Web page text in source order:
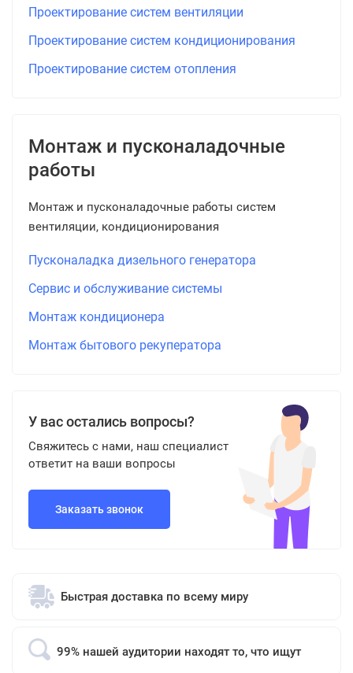
Проектирование систем вентиляции
Проектирование систем кондиционирования
Проектирование систем отопления
Монтаж и пусконаладочные
работы
Монтаж и пусконаладочные работы систем
вентиляции, кондиционирования
Пусконаладка дизельного генератора
Сервис и обслуживание системы
Монтаж кондиционера
Монтаж бытового рекуператора
У вас остались вопросы?
Свяжитесь с нами, наш специалист
ответит на ваши вопросы
Заказать звонок
Быстрая доставка по всему миру
99% нашей аудитории находят то, что ищут